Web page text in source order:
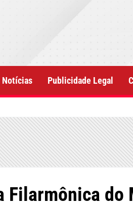
Notícias Publicidade Legal
Filarmônica